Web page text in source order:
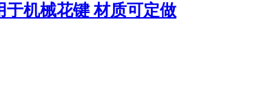
于机械花键 材质可定做